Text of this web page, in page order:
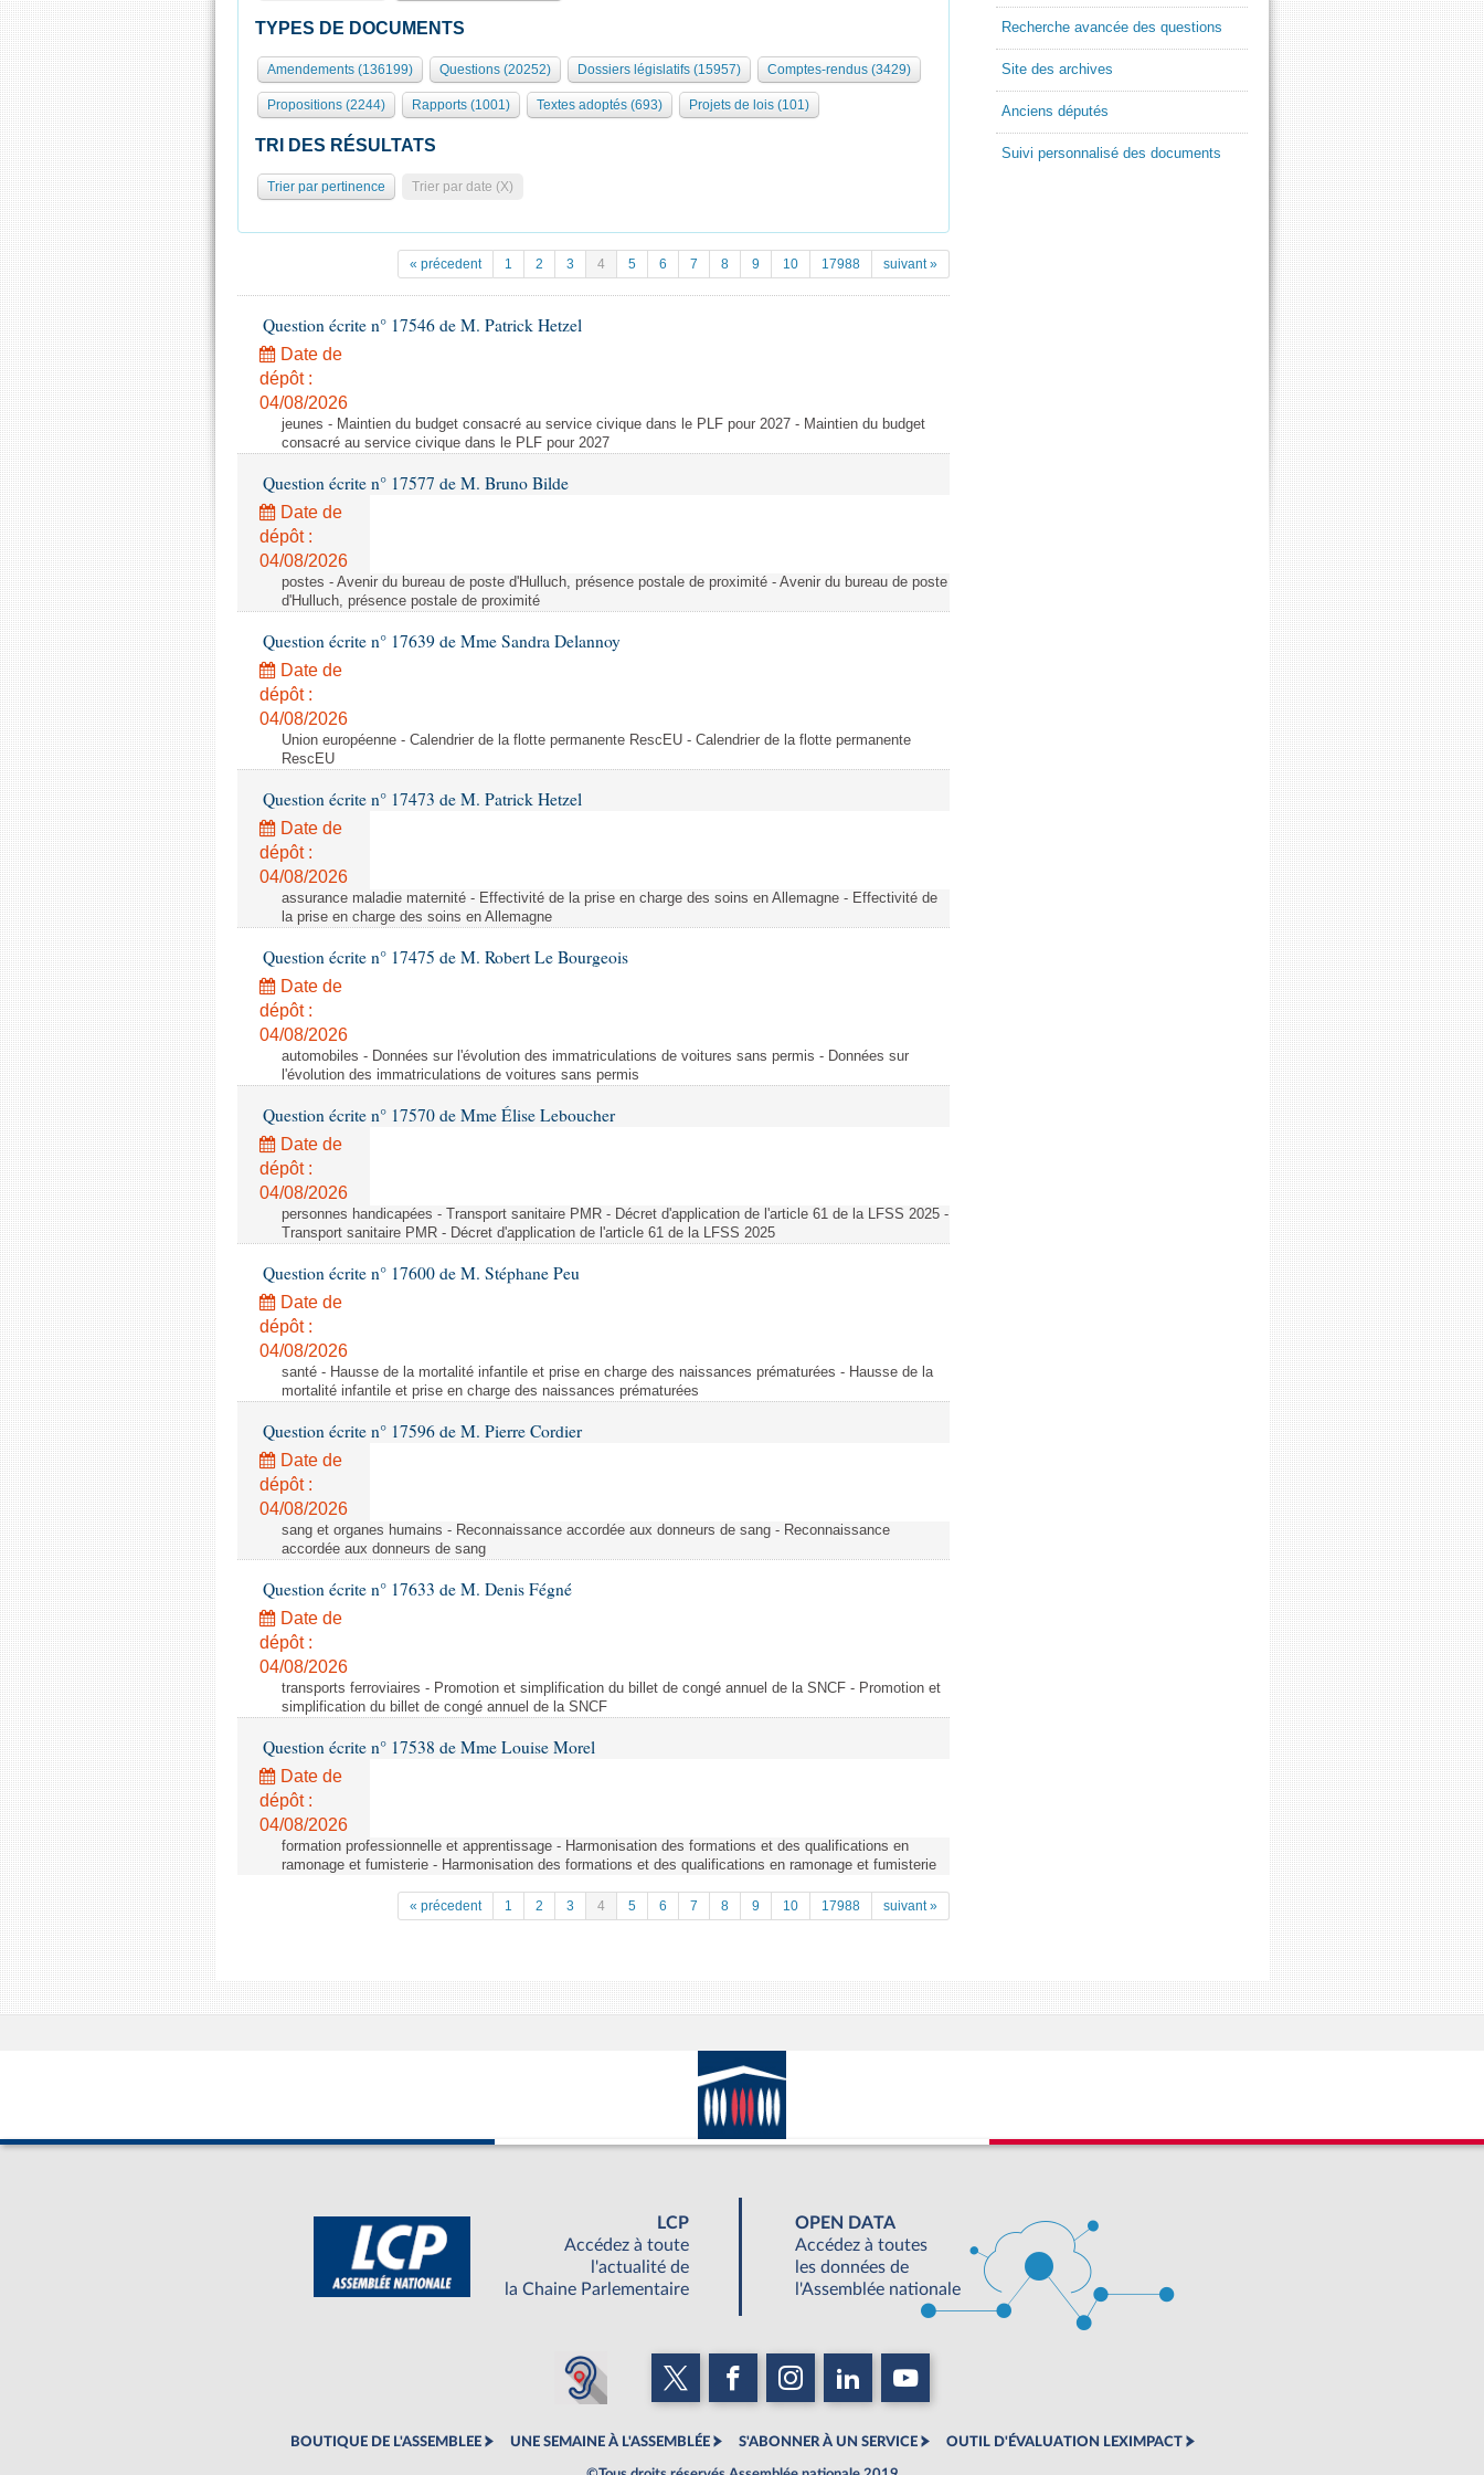
TYPES DE DOCUMENTS
Amendements (136199) Questions (20252) Dossiers législatifs (15957) Comptes-rendus (3429)
Propositions (2244) Rapports (1001) Textes adoptés (693) Projets de lois (101)
TRI DES RÉSULTATS
Trier par pertinence Trier par date (X)
« précedent 1 2 3 4 5 6 7 8 9 10 17988 suivant »
Question écrite n° 17546 de M. Patrick Hetzel
Date de
dépôt :
04/08/2026
jeunes - Maintien du budget consacré au service civique dans le PLF pour 2027 - Maintien du budget
consacré au service civique dans le PLF pour 2027
Question écrite n° 17577 de M. Bruno Bilde
Date de
dépôt :
04/08/2026
postes - Avenir du bureau de poste d'Hulluch, présence postale de proximité - Avenir du bureau de poste
d'Hulluch, présence postale de proximité
Question écrite n° 17639 de Mme Sandra Delannoy
Date de
dépôt :
04/08/2026
Union européenne - Calendrier de la flotte permanente RescEU - Calendrier de la flotte permanente
RescEU
Question écrite n° 17473 de M. Patrick Hetzel
Date de
dépôt :
04/08/2026
assurance maladie maternité - Effectivité de la prise en charge des soins en Allemagne - Effectivité de
la prise en charge des soins en Allemagne
Question écrite n° 17475 de M. Robert Le Bourgeois
Date de
dépôt :
04/08/2026
automobiles - Données sur l'évolution des immatriculations de voitures sans permis - Données sur
l'évolution des immatriculations de voitures sans permis
Question écrite n° 17570 de Mme Élise Leboucher
Date de
dépôt :
04/08/2026
personnes handicapées - Transport sanitaire PMR - Décret d'application de l'article 61 de la LFSS 2025 -
Transport sanitaire PMR - Décret d'application de l'article 61 de la LFSS 2025
Question écrite n° 17600 de M. Stéphane Peu
Date de
dépôt :
04/08/2026
santé - Hausse de la mortalité infantile et prise en charge des naissances prématurées - Hausse de la
mortalité infantile et prise en charge des naissances prématurées
Question écrite n° 17596 de M. Pierre Cordier
Date de
dépôt :
04/08/2026
sang et organes humains - Reconnaissance accordée aux donneurs de sang - Reconnaissance
accordée aux donneurs de sang
Question écrite n° 17633 de M. Denis Fégné
Date de
dépôt :
04/08/2026
transports ferroviaires - Promotion et simplification du billet de congé annuel de la SNCF - Promotion et
simplification du billet de congé annuel de la SNCF
Question écrite n° 17538 de Mme Louise Morel
Date de
dépôt :
04/08/2026
formation professionnelle et apprentissage - Harmonisation des formations et des qualifications en
ramonage et fumisterie - Harmonisation des formations et des qualifications en ramonage et fumisterie
« précedent 1 2 3 4 5 6 7 8 9 10 17988 suivant »
Recherche avancée des questions
Site des archives
Anciens députés
Suivi personnalisé des documents
LCP
Accédez à toute
l'actualité de
la Chaine Parlementaire
OPEN DATA
Accédez à toutes
les données de
l'Assemblée nationale
BOUTIQUE DE L'ASSEMBLEE UNE SEMAINE À L'ASSEMBLÉE S'ABONNER À UN SERVICE OUTIL D'ÉVALUATION LEXIMPACT